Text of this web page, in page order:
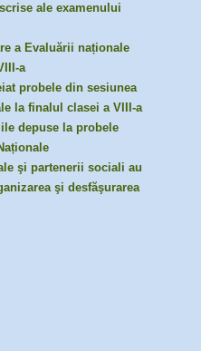
ale examenului
a Evaluării naționale
a
probele din sesiunea
la finalul clasei a VIII-a
depuse la probele
şi partenerii sociali au
şi desfăşurarea